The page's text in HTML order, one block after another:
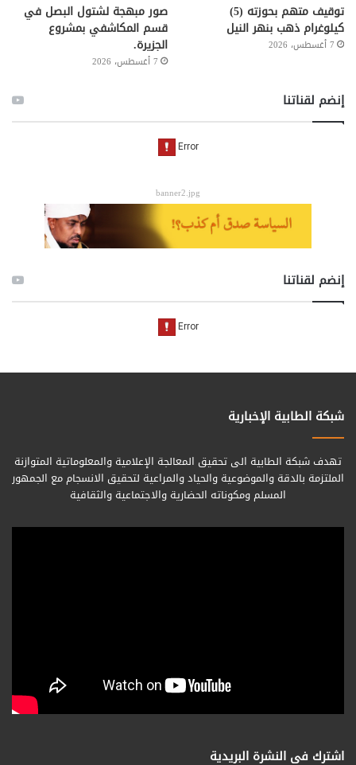
توقيف متهم بحوزته (5)
كيلوغرام ذهب بنهر النيل
7 أغسطس، 2026
صور مبهجة لشتول البصل في
قسم المكاشفي بمشروع
الجزيرة.
7 أغسطس، 2026
إنضم لقناتنا
banner2.jpg
إنضم لقناتنا
شبكة الطابية الإخبارية
تهدف شبكة الطابية الى تحقيق المعالجة الإعلامية والمعلوماتية المتوازنة
الملتزمة بالدقة والموضوعية والحياد والمراعية لتحقيق الانسجام مع الجمهور
المسلم ومكوناته الحضارية والاجتماعية والثقافية
اشترك فى النشرة البريدية